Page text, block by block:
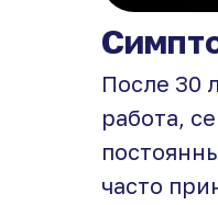
После 30
работа,
часто